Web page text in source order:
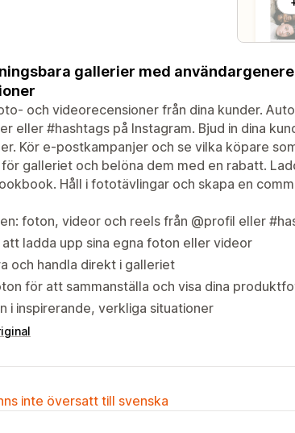
gallerier med
och videorecensioner från dina kunder.
eller #hashtags på Instagram. Bjud in dina
Kör e-postkampanjer och se vilka köpare
galleriet och belöna dem med en rabatt.
Håll i fototävlingar och skapa en
foton, videor och reels från @profil eller
ladda upp sina egna foton eller videor
och handla direkt i galleriet
för att sammanställa och visa dina
i inspirerande, verkliga situationer
inte översatt till svenska